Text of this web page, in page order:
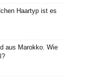
Haartyp ist es
aus Marokko. Wie